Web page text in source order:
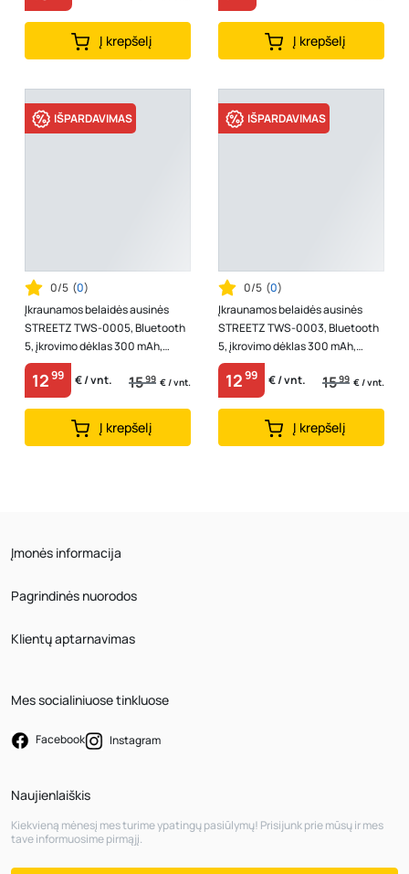
Į krepšelį Į krepšelį
IŠPARDAVIMAS
0/5 (0)
Įkraunamos belaidės ausinės
STREETZ TWS-0005, Bluetooth
5, įkrovimo dėklas 300 mAh,
mėlynos sp.
1299 € / vnt. 1599 € / vnt.
Į krepšelį
IŠPARDAVIMAS
0/5 (0)
Įkraunamos belaidės ausinės
STREETZ TWS-0003, Bluetooth
5, įkrovimo dėklas 300 mAh,
juodos sp.
1299 € / vnt. 1599 € / vnt.
Į krepšelį
Įmonės informacija
Pagrindinės nuorodos
Klientų aptarnavimas
Mes socialiniuose tinkluose
Facebook Instagram
Naujienlaiškis
Kiekvieną mėnesį mes turime ypatingų pasiūlymų! Prisijunk prie mūsų ir mes
tave informuosime pirmąjį.